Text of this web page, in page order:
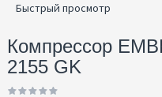
Быстрый просмотр
Компрессор
2155 GK